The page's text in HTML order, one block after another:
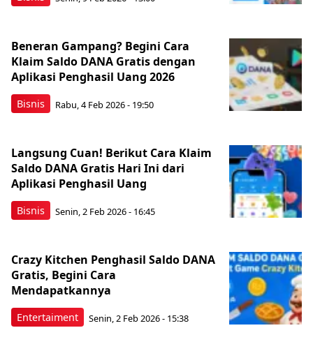
Bisnis
Beneran Gampang? Begini Cara
Klaim Saldo DANA Gratis dengan
Aplikasi Penghasil Uang 2026
Rabu, 4 Feb 2026 - 19:50
Bisnis
Langsung Cuan! Berikut Cara Klaim
Saldo DANA Gratis Hari Ini dari
Aplikasi Penghasil Uang
Senin, 2 Feb 2026 - 16:45
Entertaiment
Crazy Kitchen Penghasil Saldo DANA
Gratis, Begini Cara
Mendapatkannya
Senin, 2 Feb 2026 - 15:38